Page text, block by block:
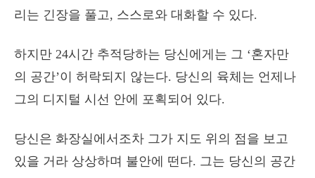
리는 긴장을 풀고, 스스로와 대화할 수 있다.
하지만 24시간 추적당하는 당신에게는 그 ‘혼자만
의 공간’이 허락되지 않는다. 당신의 육체는 언제나
그의 디지털 시선 안에 포획되어 있다.
당신은 화장실에서조차 그가 지도 위의 점을 보고
있을 거라 상상하며 불안에 떤다. 그는 당신의 공간